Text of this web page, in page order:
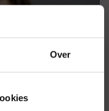
Over